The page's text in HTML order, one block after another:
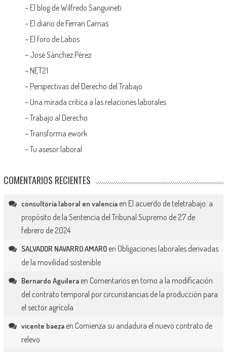
– El blog de Wilfredo Sanguineti
– El diario de Ferran Camas
– El foro de Labos
– José Sánchez Pérez
– NET21
– Perspectivas del Derecho del Trabajo
– Una mirada crítica a las relaciones laborales
–Trabajo al Derecho
–Transforma ework
–Tu asesor laboral
COMENTARIOS RECIENTES
consultoria laboral en valenciaen El acuerdo de teletrabajo: a
propósito de la Sentencia del Tribunal Supremo de 27 de
febrero de 2024
SALVADOR NAVARRO AMAROen Obligaciones laborales derivadas
de la movilidad sostenible
Bernardo Aguileraen Comentarios en torno a la modificación
del contrato temporal por circunstancias de la producción para
el sector agrícola
vicente baezaen Comienza su andadura el nuevo contrato de
relevo